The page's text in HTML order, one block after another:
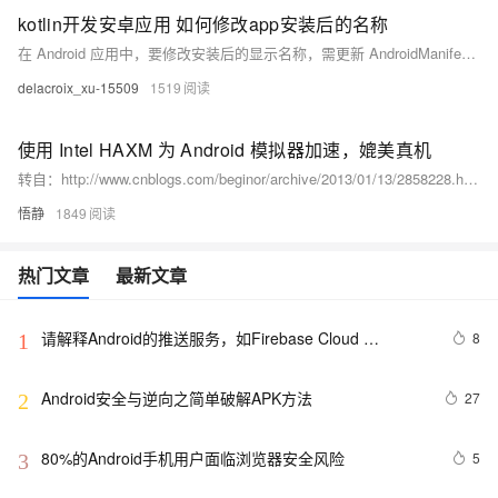
kotlin开发安卓应用 如何修改app安装后的名称
在 Android 应用中，要修改安装后的显示名称，需更新 AndroidManifest.xml 文件中 application 标签的 android:label 属性。可直接在该属性内设置新名称，或在 res/values/strings.xml 文件中修改 app_name 并在 manifest 中引用。推荐使用 strings.xml 方式，以便支持多语言和集中管理。
delacroix_xu-15509 1519
使用 Intel HAXM 为 Android 模拟器加速，媲美真机
转自：http://www.cnblogs.com/beginor/archive/2013/01/13/2858228.html 使用 Intel HAXM 为 Android 模拟器加速，媲美真机 Android 模拟器一直以运行速度慢著称， 本文介绍使用 Intel HAXM 技术为 Android 模拟器加速， 使模拟器运行度媲美真机， 彻底解决模拟器运行慢的问题。
悟静 1849
热门文章 最新文章
1
请解释Android的推送服务，如Firebase Cloud
8
2 Android安全与逆向之简单破解APK方法 27
3 80%的Android手机用户面临浏览器安全风险 5